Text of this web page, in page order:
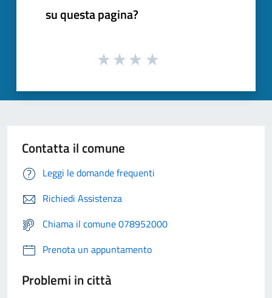
su questa pagina?
Contatta il comune
Leggi le domande frequenti
Richiedi Assistenza
Chiama il comune 078952000
Prenota un appuntamento
Problemi in città